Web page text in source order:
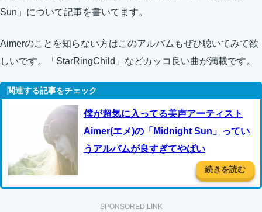
Sun」について記事を書いてます。
Aimerのことを知らない方はこのアルバムもぜひ聴いてみて欲
しいです。「StarRingChild」などカッコ良い曲が満載です。
僕が超気に入ってる美声アーティスト
Aimer(エメ)の「Midnight Sun」ってい
うアルバムが良すぎてやばい
続きを読む
SPONSORED LINK